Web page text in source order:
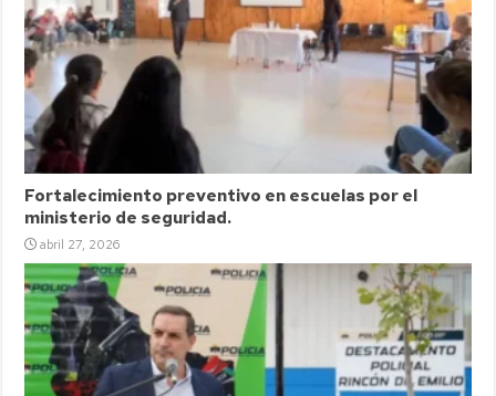
Fortalecimiento preventivo en escuelas por el
ministerio de seguridad.
abril 27, 2026